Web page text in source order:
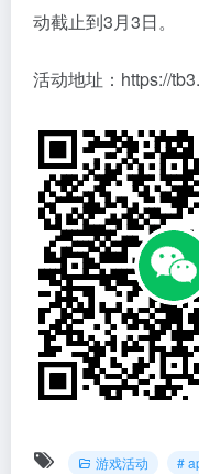
动截止到3月3日。
活动地址： https://
游戏活动 #